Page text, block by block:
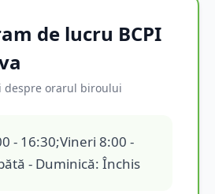
de lucru BCPI
despre orarul biroului
- 16:30;Vineri 8:00 -
- Duminică: Închis